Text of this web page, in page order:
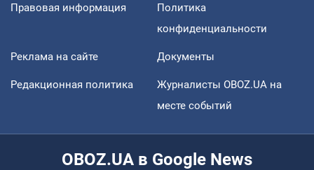
Правовая информация
Политика
конфиденциальности
Реклама на сайте Документы
Редакционная политика
Журналисты OBOZ.UA на
месте событий
OBOZ.UA в Google News